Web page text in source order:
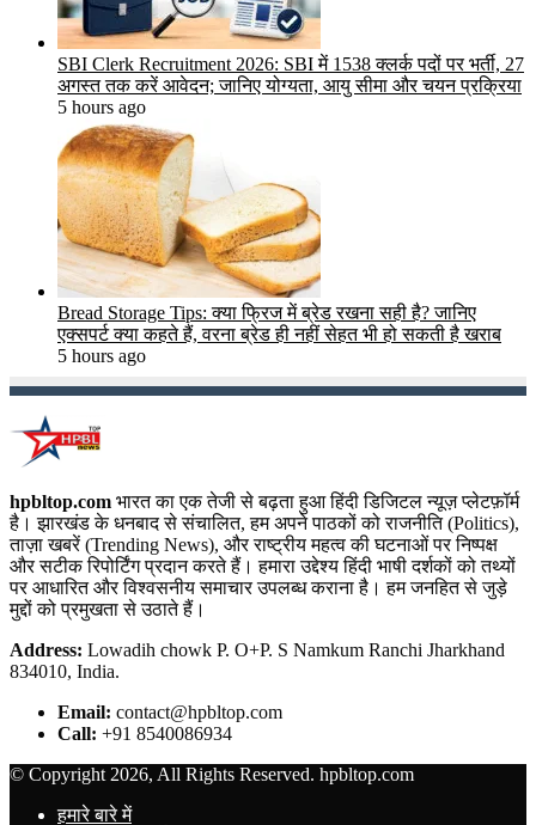
SBI Clerk Recruitment 2026: SBI में 1538 क्लर्क पदों पर भर्ती, 27
अगस्त तक करें आवेदन; जानिए योग्यता, आयु सीमा और चयन प्रक्रिया
5 hours ago
Bread Storage Tips: क्या फ्रिज में ब्रेड रखना सही है? जानिए
एक्सपर्ट क्या कहते हैं, वरना ब्रेड ही नहीं सेहत भी हो सकती है खराब
5 hours ago
hpbltop.com भारत का एक तेजी से बढ़ता हुआ हिंदी डिजिटल न्यूज़ प्लेटफ़ॉर्म
है। झारखंड के धनबाद से संचालित, हम अपने पाठकों को राजनीति (Politics),
ताज़ा खबरें (Trending News), और राष्ट्रीय महत्व की घटनाओं पर निष्पक्ष
और सटीक रिपोर्टिंग प्रदान करते हैं। हमारा उद्देश्य हिंदी भाषी दर्शकों को तथ्यों
पर आधारित और विश्वसनीय समाचार उपलब्ध कराना है। हम जनहित से जुड़े
मुद्दों को प्रमुखता से उठाते हैं।
Address: Lowadih chowk P. O+P. S Namkum Ranchi Jharkhand
834010, India.
Email: contact@hpbltop.com
Call: +91 8540086934
© Copyright 2026, All Rights Reserved. hpbltop.com
हमारे बारे में